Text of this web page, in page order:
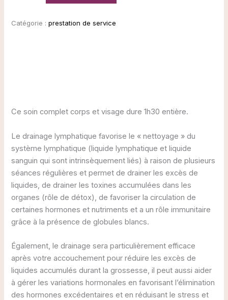
Catégorie :prestation de service
Ce soin complet corps et visage dure 1h30 entière.
Le drainage lymphatique favorise le « nettoyage » du
système lymphatique (liquide lymphatique et liquide
sanguin qui sont intrinsèquement liés) à raison de plusieurs
séances régulières et permet de drainer les excès de
liquides, de drainer les toxines accumulées dans les
organes (rôle de détox), de favoriser la circulation de
certaines hormones et nutriments et a un rôle immunitaire
grâce à la présence de globules blancs.
Également, le drainage sera particulièrement efficace
après votre accouchement pour réduire les excès de
liquides accumulés durant la grossesse, il peut aussi aider
à gérer les variations hormonales en favorisant l’élimination
des hormones excédentaires et en réduisant le stress et